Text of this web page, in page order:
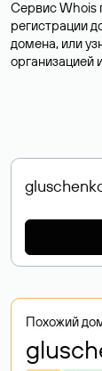
Сервис Whois
регистрации
домена, или
организацией
Похожий